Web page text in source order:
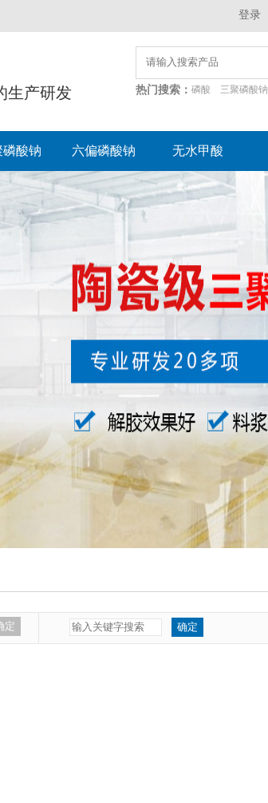
登录
生产研发 热门搜索： 磷酸 三聚磷酸钠
磷酸钠 六偏磷酸钠 无水甲酸